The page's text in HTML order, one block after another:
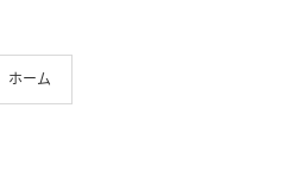
ホーム